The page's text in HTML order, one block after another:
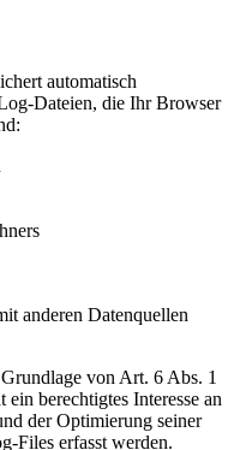
automatisch
Dateien, die Ihr Browser
anderen Datenquellen
von Art. 6 Abs. 1
berechtigtes Interesse an
der Optimierung seiner
Files erfasst werden.